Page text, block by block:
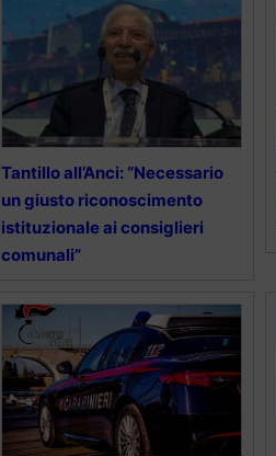
Tantillo all’Anci: “Necessario
un giusto riconoscimento
istituzionale ai consiglieri
comunali”